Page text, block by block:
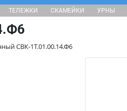
ТЕЛЕЖКИ СКАМЕЙКИ УРНЫ
СВК-1Т.01.00.14.Ф6